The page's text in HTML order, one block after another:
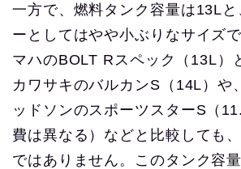
一方で、燃料タンク容量は13L
ーとしてはやや小ぶりなサイズ
マハのBOLT Rスペック（13L）
カワサキのバルカンS（14L）や
ッドソンのスポーツスターS（
費は異なる）などと比較しても
ではありません。このタンク容